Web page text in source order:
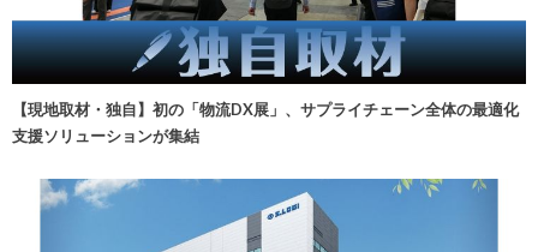
【現地取材・独自】初の「物流DX展」、サプライチェーン全体の最適化
支援ソリューションが集結